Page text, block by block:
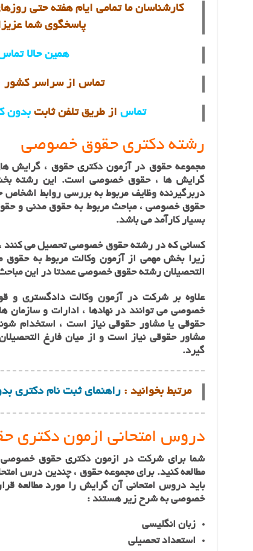
پاسخگوی شما
همین حالا
تماس از سراسر کشور
تماس از طریق تلفن ثابت بدون
رشته دکتری حقوق خصوصی
مجموعه حقوق در آزمون دکتری حقوق ، گرایش
گرایش ها ، حقوق خصوصی است. این رشته‌
دربرگیرنده وظایف مربوط به بررسی روابط اشخاص
حقوق خصوصی ، مباحث مربوط به حقوق مدنی و
بسیار کارآمد می باشد.
کسانی که در رشته‌ حقوق خصوصی تحصیل می کنند ،
زیرا بخش مهمی از آزمون وکالت مربوط به
التحصیلان رشته‌ حقوق خصوصی عمدتا در این
علاوه بر شرکت در آزمون وکالت دادگستری و
خصوصی می توانند در نهادها ، ادارات‌ و سازمان
حقوقی یا مشاور حقوقی نیاز است ، استخدام
مشاور حقوقی نیاز است و از میان فارغ
گیرد.
مرتبط بخوانید : راهنمای ثبت نام دکتری
دروس امتحانی ازمون
شما برای شرکت در ازمون دکتری حقوق
مطالعه کنید. برای مجموعه حقوق ، چندین درس
باید دروس امتحانی آن گرایش را مورد مطالعه
خصوصی به شرح زیر هستند :
زبان انگلیسی
استعداد تحصیلی